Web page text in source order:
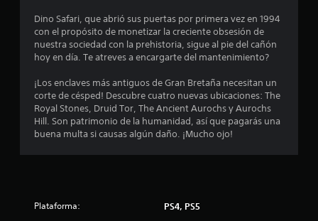
i
o
:
3
Dino Safari, que abrió sus puertas por primera vez en 1994
con el propósito de monetizar la creciente obsesión de
nuestra sociedad con la prehistoria, sigue al pie del cañón
hoy en día. Te atreves a encargarte del mantenimiento?
¡Los enclaves más antiguos de Gran Bretaña necesitan un
corte de césped! Descubre cuatro nuevas ubicaciones: The
Royal Stones, Druid Tor, The Ancient Aurochs y Aurochs
Hill. Son patrimonio de la humanidad, así que pagarás una
buena multa si causas algún daño. ¡Mucho ojo!
Plataforma: PS4, PS5